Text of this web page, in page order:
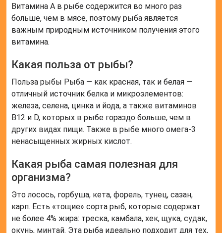
Витамина А в рыбе содержится во много раз
больше, чем в мясе, поэтому рыба является
важным природным источником получения этого
витамина.
Какая польза от рыбы?
Польза рыбы Рыба — как красная, так и белая —
отличный источник белка и микроэлементов:
железа, селена, цинка и йода, а также витаминов
B12 и D, которых в рыбе гораздо больше, чем в
других видах пищи. Также в рыбе много омега-3
ненасыщенных жирных кислот.
Какая рыба самая полезная для
организма?
Это лосось, горбуша, кета, форель, тунец, сазан,
карп. Есть «тощие» сорта рыб, которые содержат
не более 4% жира: треска, камбала, хек, щука, судак,
окунь, минтай. Эта рыба идеально подходит для тех,